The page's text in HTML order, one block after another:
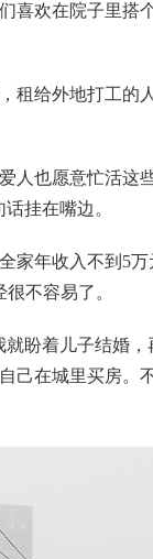
喜欢在院子里搭
给外地打工的
也愿意忙活这
挂在嘴边。
年收入不到5万
不容易了。
盼着儿子结婚，
己在城里买房。